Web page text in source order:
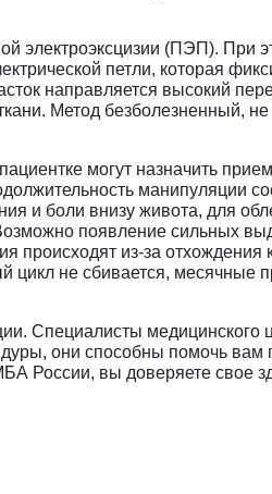
электроэксцизии (ПЭП). При
петли, которая
направляется высокий
Метод безболезненный, не
могут назначить прием
манипуляции
и боли внизу живота, для
появление сильных
происходят из-за отхождения
цикл не сбивается, месячные
Специалисты медицинского
они способны помочь вам
России, вы доверяете свое